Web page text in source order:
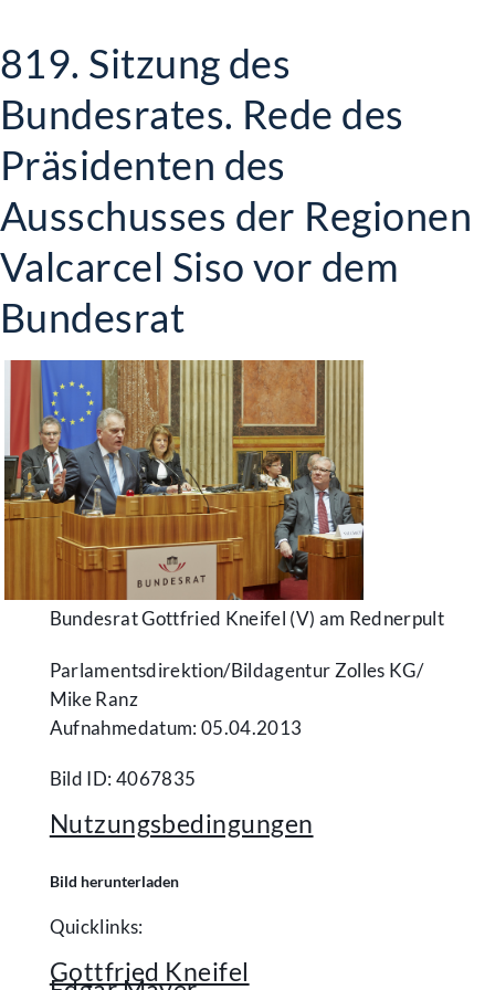
819. Sitzung des
Bundesrates. Rede des
Präsidenten des
Ausschusses der Regionen
Valcarcel Siso vor dem
Bundesrat
Bundesrat Gottfried Kneifel (V) am Rednerpult
Parlamentsdirektion/​Bildagentur Zolles KG/​
Mike Ranz
Aufnahmedatum: 05.04.2013
Bild ID: 4067835
Nutzungsbedingungen
Bild herunterladen
Quicklinks:
Gottfried Kneifel